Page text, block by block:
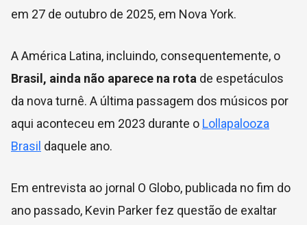
em 27 de outubro de 2025, em Nova York.
A América Latina, incluindo, consequentemente, o
Brasil, ainda não aparece na rota de espetáculos
da nova turnê. A última passagem dos músicos por
aqui aconteceu em 2023 durante o Lollapalooza
Brasil daquele ano.
Em entrevista ao jornal O Globo, publicada no fim do
ano passado, Kevin Parker fez questão de exaltar